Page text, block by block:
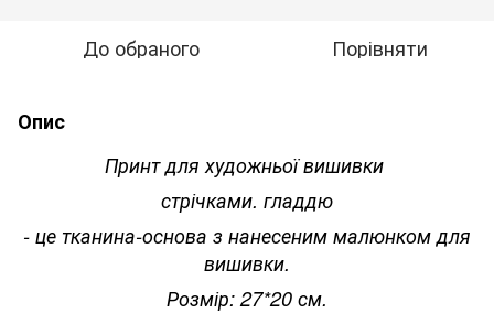
До обраного Порівняти
Опис
Принт для художньої вишивки
стрічками. гладдю
- це тканина-основа з нанесеним малюнком для
вишивки.
Розмір: 27*20 см.